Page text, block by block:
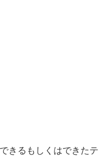
きるもしくはできたテ